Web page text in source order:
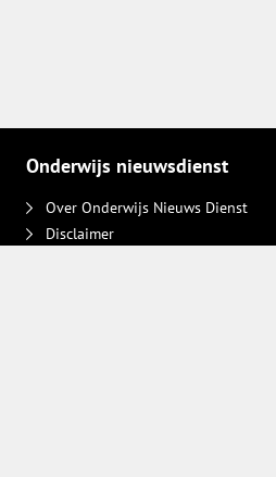
Onderwijs nieuwsdienst
Over Onderwijs Nieuws Dienst
Disclaimer